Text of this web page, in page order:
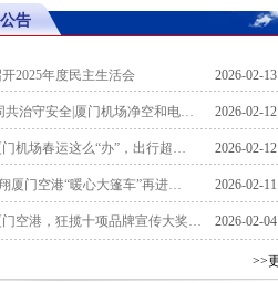
西安 起飞 14:27
沈阳 预计起飞 14:45
告
2025年度民主生活会 2026-02-
共治守安全|厦门机场净空和电… 2026-02-
门机场春运这么“办”，出行超… 2026-02-
厦门空港“暖心大篷车”再进… 2026-02-
空港，狂揽十项品牌宣传大奖… 2026-02-
>>